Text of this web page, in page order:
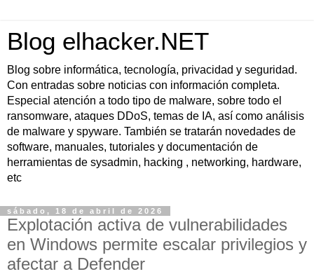
Blog elhacker.NET
Blog sobre informática, tecnología, privacidad y seguridad.
Con entradas sobre noticias con información completa.
Especial atención a todo tipo de malware, sobre todo el
ransomware, ataques DDoS, temas de IA, así como análisis
de malware y spyware. También se tratarán novedades de
software, manuales, tutoriales y documentación de
herramientas de sysadmin, hacking , networking, hardware,
etc
sábado, 18 de abril de 2026
Explotación activa de vulnerabilidades
en Windows permite escalar privilegios y
afectar a Defender